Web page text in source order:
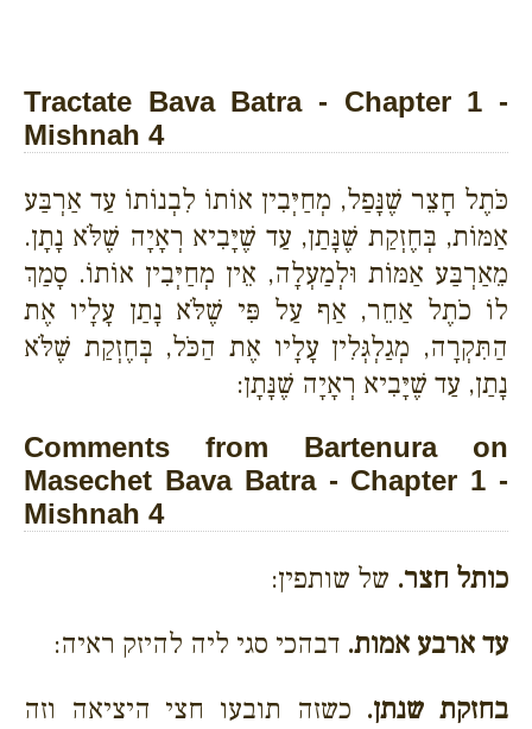
Tractate Bava Batra - Chapter 1 -
Mishnah 4
כֹּתֶל חָצֵר שֶׁנָּפַל, מְחַיְּבִין אוֹתוֹ לִבְנוֹתוֹ עַד אַרְבַּע
אַמּוֹת, בְּחֶזְקַת שֶׁנָּתַן, עַד שֶׁיָּבִיא רְאָיָה שֶׁלֹּא נָתָן.
מֵאַרְבַּע אַמּוֹת וּלְמַעְלָה, אֵין מְחַיְּבִין אוֹתוֹ. סָמַךְ
לוֹ כֹתֶל אַחֵר, אַף עַל פִּי שֶׁלֹּא נָתַן עָלָיו אֶת
הַתִּקְרָה, מְגַלְגְּלִין עָלָיו אֶת הַכֹּל, בְּחֶזְקַת שֶׁלֹּא
נָתַן, עַד שֶׁיָּבִיא רְאָיָה שֶׁנָּתָן:
Comments from Bartenura on
Masechet Bava Batra - Chapter 1 -
Mishnah 4
כותל חצר. של שותפין:
עד ארבע אמות. דבהכי סגי ליה להיזק ראיה:
בחזקת שנתן. כשזה תובעו חצי היציאה וזה